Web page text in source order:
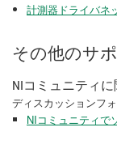
計測器ドライバネ
その他のサ
NIコミュニティに
ディスカッションフ
NIコミュニティで